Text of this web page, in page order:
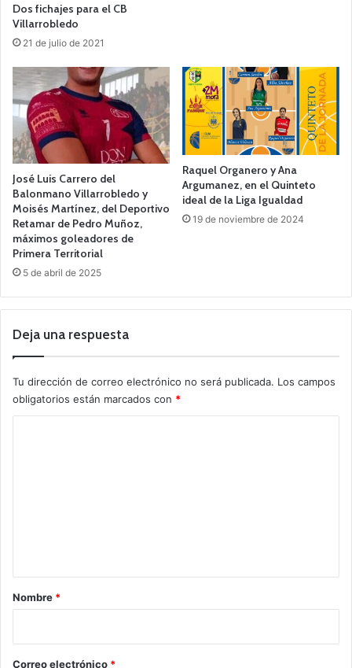
Dos fichajes para el CB
Villarrobledo
21 de julio de 2021
José Luis Carrero del
Balonmano Villarrobledo y
Moisés Martínez, del Deportivo
Retamar de Pedro Muñoz,
máximos goleadores de
Primera Territorial
5 de abril de 2025
Raquel Organero y Ana
Argumanez, en el Quinteto
ideal de la Liga Igualdad
19 de noviembre de 2024
Deja una respuesta
Tu dirección de correo electrónico no será publicada. Los campos
obligatorios están marcados con *
r
*
Nombre *
Correo electrónico *